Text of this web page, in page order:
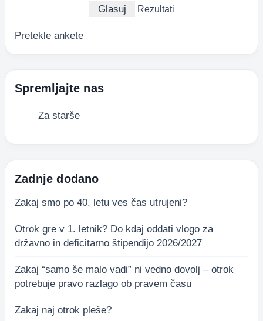
Rezultati
Pretekle ankete
Spremljajte nas
Za starše
Zadnje dodano
Zakaj smo po 40. letu ves čas utrujeni?
Otrok gre v 1. letnik? Do kdaj oddati vlogo za
državno in deficitarno štipendijo 2026/2027
Zakaj “samo še malo vadi” ni vedno dovolj – otrok
potrebuje pravo razlago ob pravem času
Zakaj naj otrok pleše?